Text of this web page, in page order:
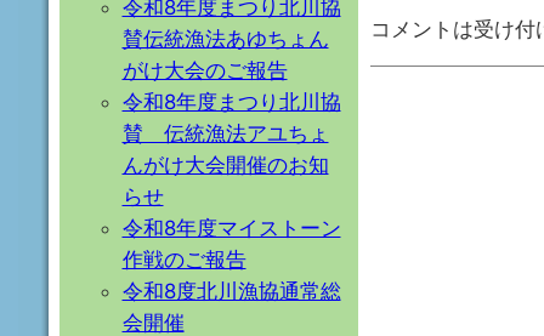
コメントは受け付
令和8年度まつり北川協
賛伝統漁法あゆちょん
がけ大会のご報告
令和8年度まつり北川協
賛 伝統漁法アユちょ
んがけ大会開催のお知
らせ
令和8年度マイストーン
作戦のご報告
令和8度北川漁協通常総
会開催